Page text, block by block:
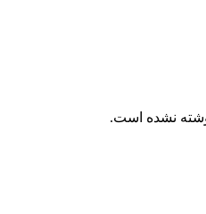
نشده است.